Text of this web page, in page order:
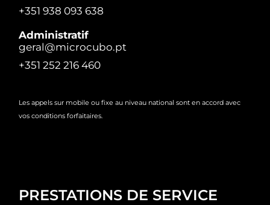
+351 938 093 638
Administratif
geral@microcubo.pt
+351 252 216 460
Les appels sur mobile ou fixe au niveau national sont en accord avec
vos conditions forfaitaires.
PRESTATIONS DE SERVICE